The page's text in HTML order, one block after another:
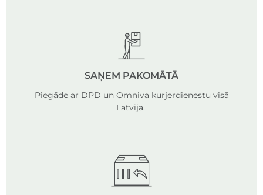
SAŅEM PAKOMĀTĀ
Piegāde ar DPD un Omniva kurjerdienestu visā
Latvijā.